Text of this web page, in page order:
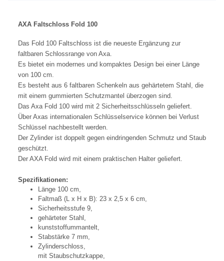
AXA Faltschloss Fold 100
Das Fold 100 Faltschloss ist die neueste Ergänzung zur
faltbaren Schlossrange von Axa.
Es bietet ein modernes und kompaktes Design bei einer Länge
von 100 cm.
Es besteht aus 6 faltbaren Schenkeln aus gehärtetem Stahl, die
mit einem gummierten Schutzmantel überzogen sind.
Das Axa Fold 100 wird mit 2 Sicherheitsschlüsseln geliefert.
Über Axas internationalen Schlüsselservice können bei Verlust
Schlüssel nachbestellt werden.
Der Zylinder ist doppelt gegen eindringenden Schmutz und Staub
geschützt.
Der AXA Fold wird mit einem praktischen Halter geliefert.
Spezifikationen:
Länge 100 cm,
Faltmaß (L x H x B): 23 x 2,5 x 6 cm,
Sicherheitsstufe 9,
gehärteter Stahl,
kunststoffummantelt,
Stabstärke 7 mm,
Zylinderschloss,
mit Staubschutzkappe,